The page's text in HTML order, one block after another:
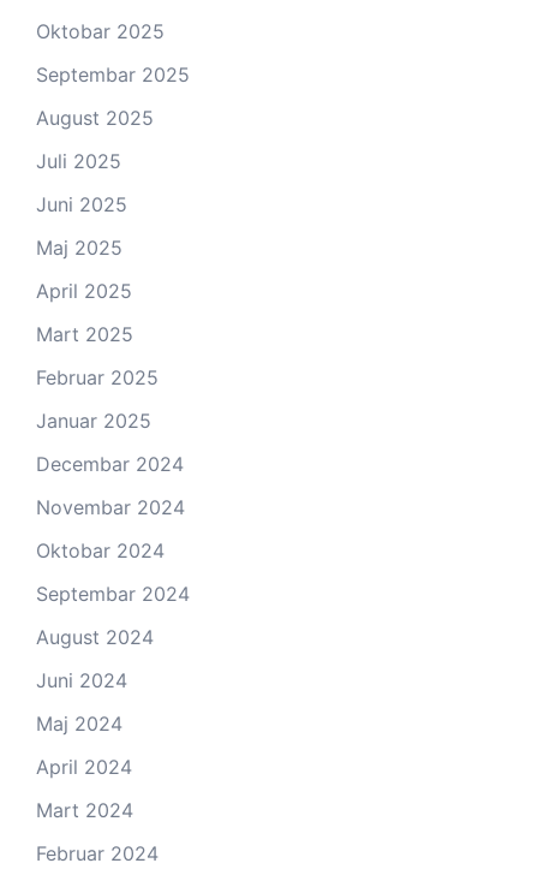
Oktobar 2025
Septembar 2025
August 2025
Juli 2025
Juni 2025
Maj 2025
April 2025
Mart 2025
Februar 2025
Januar 2025
Decembar 2024
Novembar 2024
Oktobar 2024
Septembar 2024
August 2024
Juni 2024
Maj 2024
April 2024
Mart 2024
Februar 2024